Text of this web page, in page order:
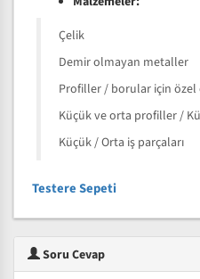
Çelik
Demir olmayan metaller
Profiller / borular için
Küçük ve orta profiller /
Küçük / Orta iş parçaları
Testere Sepeti
Soru Cevap